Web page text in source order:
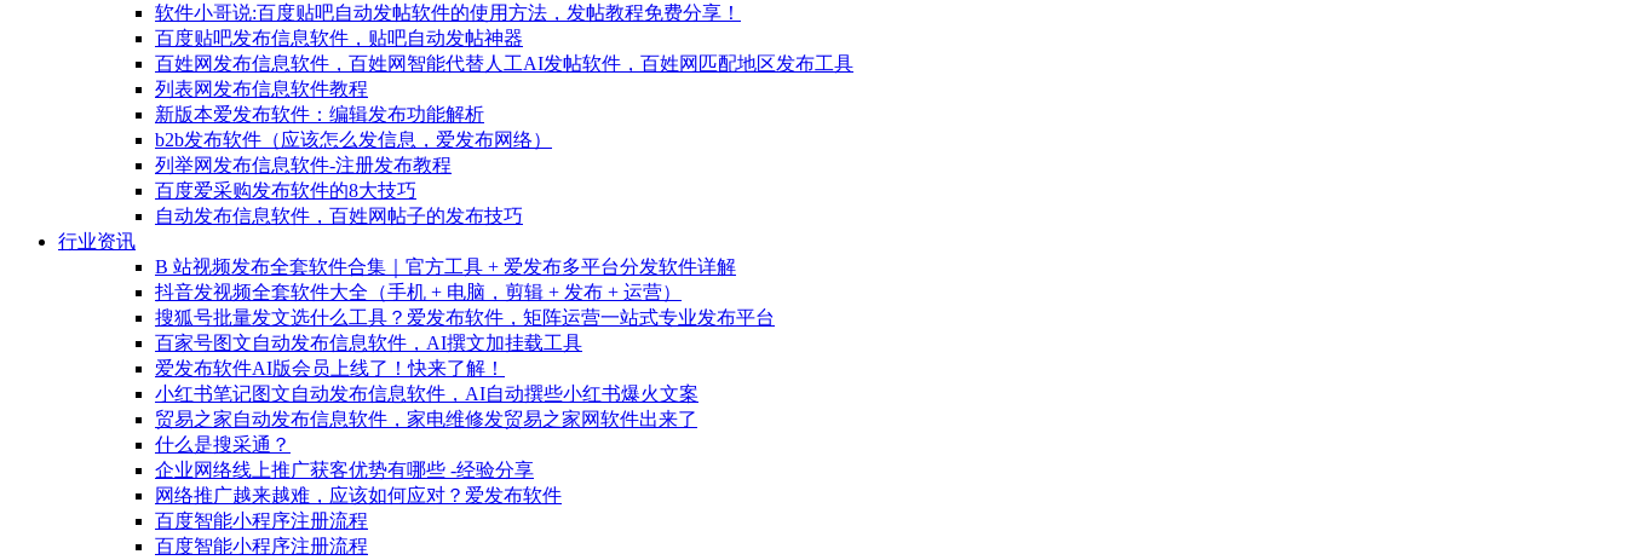
软件小哥说:百度贴吧自动发帖软件的使用方法，发帖教程免费分享！
百度贴吧发布信息软件，贴吧自动发帖神器
百姓网发布信息软件，百姓网智能代替人工AI发帖软件，百姓网匹配地区发布工具
列表网发布信息软件教程
新版本爱发布软件：编辑发布功能解析
b2b发布软件（应该怎么发信息，爱发布网络）
列举网发布信息软件-注册发布教程
百度爱采购发布软件的8大技巧
自动发布信息软件，百姓网帖子的发布技巧
行业资讯
B 站视频发布全套软件合集｜官方工具 + 爱发布多平台分发软件详解
抖音发视频全套软件大全（手机 + 电脑，剪辑 + 发布 + 运营）
搜狐号批量发文选什么工具？爱发布软件，矩阵运营一站式专业发布平台
百家号图文自动发布信息软件，AI撰文加挂载工具
爱发布软件AI版会员上线了！快来了解！
小红书笔记图文自动发布信息软件，AI自动撰些小红书爆火文案
贸易之家自动发布信息软件，家电维修发贸易之家网软件出来了
什么是搜采通？
企业网络线上推广获客优势有哪些 -经验分享
网络推广越来越难，应该如何应对？爱发布软件
百度智能小程序注册流程
百度智能小程序注册流程